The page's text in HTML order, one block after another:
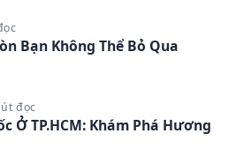
Bạn Không Thể Bỏ Qua
đọc
Ở TP.HCM: Khám Phá Hương